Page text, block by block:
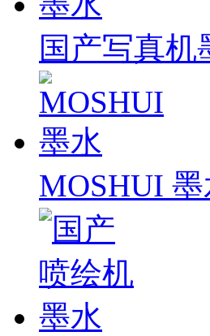
国产写真机
MOSHUI